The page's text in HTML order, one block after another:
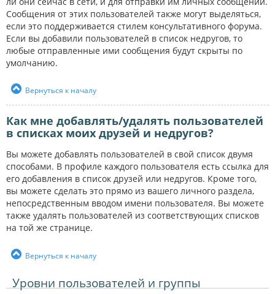
Сообщения от этих пользователей также могут выделяться,
если это поддерживается стилем консультативного форума.
Если вы добавили пользователей в список недругов, то
любые отправленные ими сообщения будут скрыты по
умолчанию.
Вернуться к началу
Как мне добавлять/удалять пользователей
в списках моих друзей и недругов?
Вы можете добавлять пользователей в свой список двумя
способами. В профиле каждого пользователя есть ссылка для
его добавления в список друзей или недругов. Кроме того,
вы можете сделать это прямо из вашего личного раздела,
непосредственным вводом имени пользователя. Вы можете
также удалять пользователей из соответствующих списков
на той же странице.
Вернуться к началу
Уровни пользователей и группы